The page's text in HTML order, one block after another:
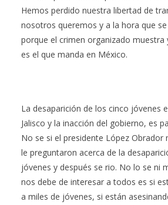
Hemos perdido nuestra libertad de
nosotros queremos y a la hora que
porque el crimen organizado muestra
es el que manda en México.
La desaparición de los cinco jóvenes
Jalisco y la inacción del gobierno, es
No se si el presidente López Obrador
le preguntaron acerca de la
jóvenes y después se rio. No lo se ni
nos debe de interesar a todos es si
a miles de jóvenes, si están